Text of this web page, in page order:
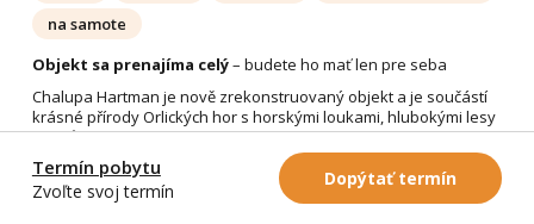
Termín pobytu
Zvoľte svoj termín
Dopýtať termín
na samote
Objekt sa prenajíma celý– budete ho mať len pre seba
Chalupa Hartman je nově zrekonstruovaný objekt a je součástí
krásné přírody Orlických hor s horskými loukami, hlubokými lesy
a potůčky schovanými v kapradí. Okolo pozemku...Viac
od 6 714 Kč objekt za noc